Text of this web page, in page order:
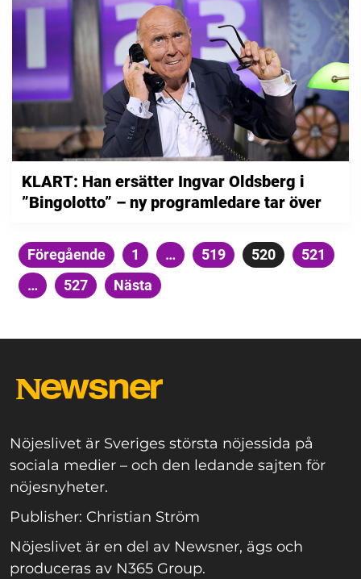
KLART: Han ersätter Ingvar Oldsberg i
”Bingolotto” – ny programledare tar över
Sidnumrering
Föregående Sida
1 … Sida
519 Sida
520 Sida
521
…
Sida
527 Nästa
Nöjeslivet är Sveriges största nöjessida på
sociala medier – och den ledande sajten för
nöjesnyheter.
Publisher: Christian Ström
Nöjeslivet är en del av Newsner, ägs och
produceras av N365 Group.